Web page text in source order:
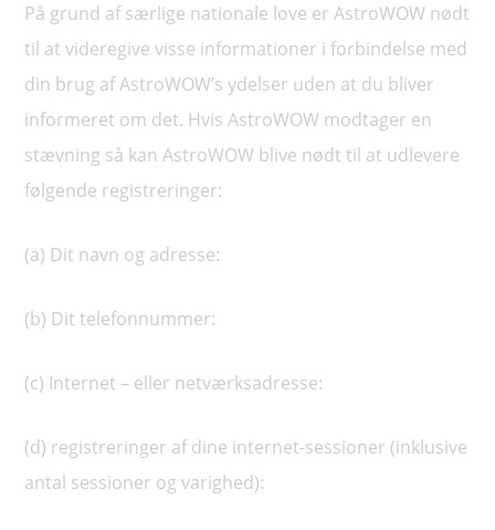
På grund af særlige nationale love er AstroWOW nødt
til at videregive visse informationer i forbindelse med
din brug af AstroWOW’s ydelser uden at du bliver
informeret om det. Hvis AstroWOW modtager en
stævning så kan AstroWOW blive nødt til at udlevere
følgende registreringer:
(a) Dit navn og adresse:
(b) Dit telefonnummer:
(c) Internet – eller netværksadresse:
(d) registreringer af dine internet-sessioner (inklusive
antal sessioner og varighed):